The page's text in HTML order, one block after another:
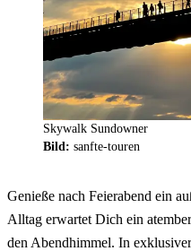
Skywalk Sundowner
Bild: sanfte-touren
Genieße nach Feierabend ein
Alltag erwartet Dich ein
den Abendhimmel. In